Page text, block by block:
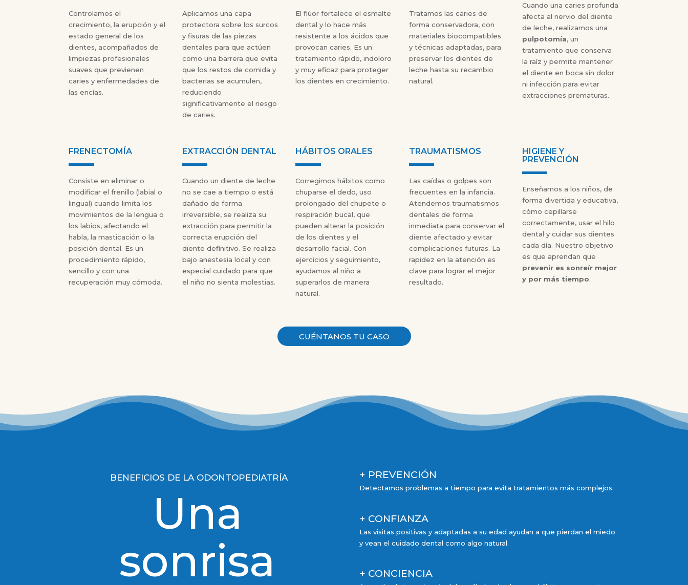
Controlamos el
crecimiento, la erupción y el
estado general de los
dientes, acompañados de
limpiezas profesionales
suaves que previenen
caries y enfermedades de
las encías.
Aplicamos una capa
protectora sobre los surcos
y fisuras de las piezas
dentales para que actúen
como una barrera que evita
que los restos de comida y
bacterias se acumulen,
reduciendo
significativamente el riesgo
de caries.
El flúor fortalece el esmalte
dental y lo hace más
resistente a los ácidos que
provocan caries. Es un
tratamiento rápido, indoloro
y muy eficaz para proteger
los dientes en crecimiento.
Tratamos las caries de
forma conservadora, con
materiales biocompatibles
y técnicas adaptadas, para
preservar los dientes de
leche hasta su recambio
natural.
Cuando una caries profunda
afecta al nervio del diente
de leche, realizamos una
pulpotomía, un
tratamiento que conserva
la raíz y permite mantener
el diente en boca sin dolor
ni infección para evitar
extracciones prematuras.
FRENECTOMÍA
Consiste en eliminar o
modificar el frenillo (labial o
lingual) cuando limita los
movimientos de la lengua o
los labios, afectando el
habla, la masticación o la
posición dental. Es un
procedimiento rápido,
sencillo y con una
recuperación muy cómoda.
EXTRACCIÓN DENTAL
Cuando un diente de leche
no se cae a tiempo o está
dañado de forma
irreversible, se realiza su
extracción para permitir la
correcta erupción del
diente definitivo. Se realiza
bajo anestesia local y con
especial cuidado para que
el niño no sienta molestias.
HÁBITOS ORALES
Corregimos hábitos como
chuparse el dedo, uso
prolongado del chupete o
respiración bucal, que
pueden alterar la posición
de los dientes y el
desarrollo facial. Con
ejercicios y seguimiento,
ayudamos al niño a
superarlos de manera
natural.
TRAUMATISMOS
Las caídas o golpes son
frecuentes en la infancia.
Atendemos traumatismos
dentales de forma
inmediata para conservar el
diente afectado y evitar
complicaciones futuras. La
rapidez en la atención es
clave para lograr el mejor
resultado.
HIGIENE Y
PREVENCIÓN
Enseñamos a los niños, de
forma divertida y educativa,
cómo cepillarse
correctamente, usar el hilo
dental y cuidar sus dientes
cada día. Nuestro objetivo
es que aprendan que
prevenir es sonreír mejor
y por más tiempo.
CUÉNTANOS TU CASO
BENEFICIOS DE LA ODONTOPEDIATRÍA
Una
sonrisa
+ PREVENCIÓN
Detectamos problemas a tiempo para evita tratamientos más complejos.
+ CONFIANZA
Las visitas positivas y adaptadas a su edad ayudan a que pierdan el miedo
y vean el cuidado dental como algo natural.
+ CONCIENCIA